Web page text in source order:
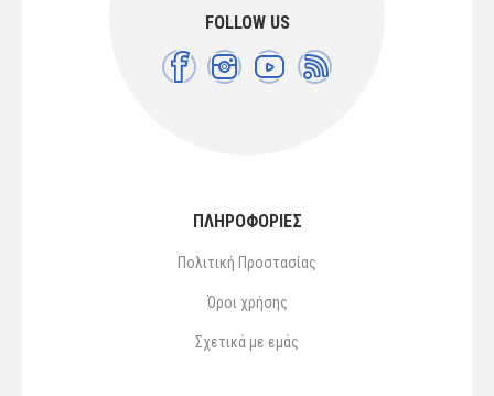
FOLLOW US
ΠΛΗΡΟΦΟΡΙΕΣ
Πολιτική Προστασίας
Όροι χρήσης
Σχετικά με εμάς